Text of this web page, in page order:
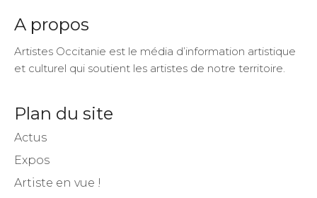
A propos
Artistes Occitanie est le média d’information artistique
et culturel qui soutient les artistes de notre territoire.
Plan du site
Actus
Expos
Artiste en vue !